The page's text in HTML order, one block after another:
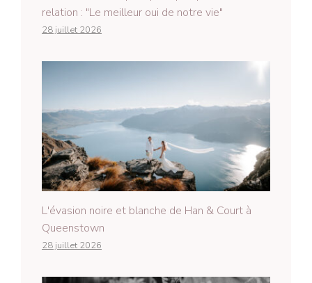
relation : "Le meilleur oui de notre vie"
28 juillet 2026
L'évasion noire et blanche de Han & Court à
Queenstown
28 juillet 2026